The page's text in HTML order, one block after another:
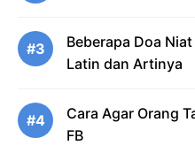
#3
Beberapa Doa
Latin dan Artinya
#4
Cara Agar Orang
FB